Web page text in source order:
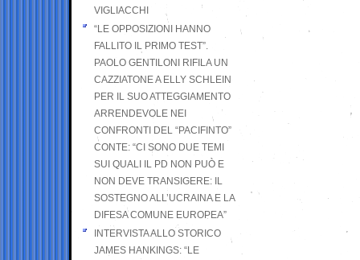
VIGLIACCHI
“LE OPPOSIZIONI HANNO
FALLITO IL PRIMO TEST”.
PAOLO GENTILONI RIFILA UN
CAZZIATONE A ELLY SCHLEIN
PER IL SUO ATTEGGIAMENTO
ARRENDEVOLE NEI
CONFRONTI DEL “PACIFINTO”
CONTE: “CI SONO DUE TEMI
SUI QUALI IL PD NON PUÒ E
NON DEVE TRANSIGERE: IL
SOSTEGNO ALL’UCRAINA E LA
DIFESA COMUNE EUROPEA”
INTERVISTA ALLO STORICO
JAMES HANKINGS: “LE